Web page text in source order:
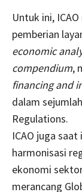
Untuk ini,
pemberian
economic
compendium,
financing and
dalam
Regulations.
ICAO juga
harmonisasi
ekonomi
merancang